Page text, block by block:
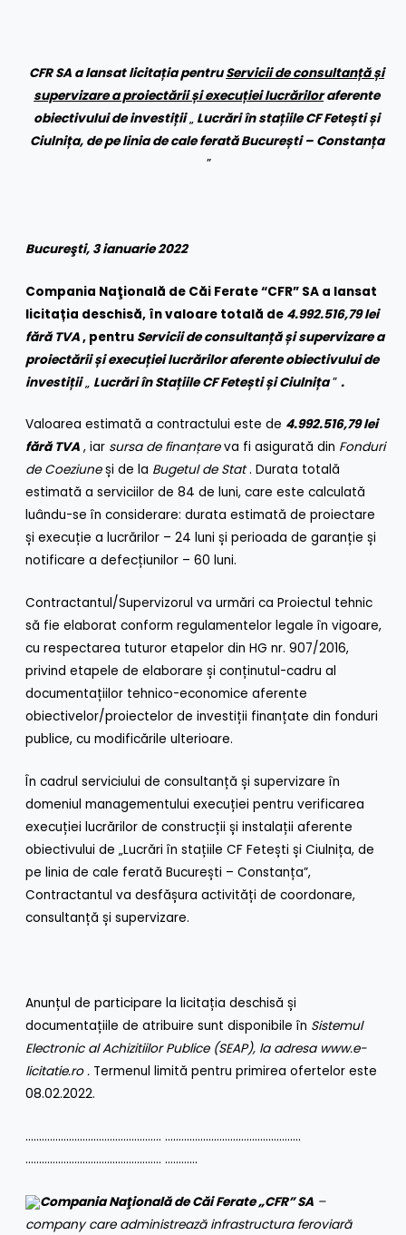
CFR SA a lansat licitația pentruServicii de consultanță și
supervizare a proiectării și execuției lucrăriloraferente
obiectivului de investiții„ Lucrări în stațiile CF Fetești și
Ciulnița, de pe linia de cale ferată București – Constanța
”
Bucureşti, 3 ianuarie 2022
Compania Naţională de Căi Ferate “CFR” SA a lansat
licitația deschisă, în valoare totală de 4.992.516,79 lei
fără TVA, pentru Servicii de consultanță și supervizare a
proiectării și execuției lucrărilor aferente obiectivului de
investiții„ Lucrări în Stațiile CF Fetești și Ciulnița”.
Valoarea estimată a contractului este de 4.992.516,79 lei
fără TVA , iar sursa de finanțareva fi asigurată din Fonduri
de Coeziuneși de la Bugetul de Stat.Durata totală
estimată a serviciilor de 84 de luni, care este calculată
luându-se în considerare: durata estimată de proiectare
și execuție a lucrărilor – 24 luni și perioada de garanție și
notificare a defecțiunilor – 60 luni.
Contractantul/Supervizorul va urmări ca Proiectul tehnic
să fie elaborat conform regulamentelor legale în vigoare,
cu respectarea tuturor etapelor din HG nr.907/2016,
privind etapele de elaborare și conținutul-cadru al
documentațiilor tehnico-economice aferente
obiectivelor/proiectelor de investiții finanțate din fonduri
publice, cu modificările ulterioare.
În cadrul serviciului de consultanță și supervizare în
domeniul managementului execuției pentru verificarea
execuției lucrărilor de construcții și instalații aferente
obiectivului de „Lucrări în stațiile CF Fetești și Ciulnița, de
pe linia de cale ferată București – Constanța”,
Contractantul va desfășura activități de coordonare,
consultanță și supervizare.
Anunțul de participare la licitația deschisă și
documentațiile de atribuire sunt disponibile în Sistemul
Electronic al Achizitiilor Publice (SEAP), la adresa www.e-
licitatie.ro. Termenul limită pentru primirea ofertelor este
08.02.2022.
………………………………………….. …………………………………………..
………………………………………….. …………
Compania Naţională de Căi Ferate „CFR” SA –
company care administrează infrastructura feroviară